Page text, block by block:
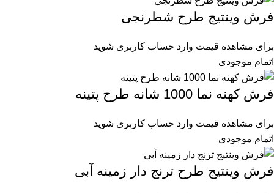
فرش وینتیج طرح شطرنجی
برای مشاهده قیمت وارد حساب کاربری شوید
اتمام موجودی
فرش کهنه نما 1000 شانه طرح پتینه
برای مشاهده قیمت وارد حساب کاربری شوید
اتمام موجودی
فرش وینتیج طرح ترنج دار زمینه آبی